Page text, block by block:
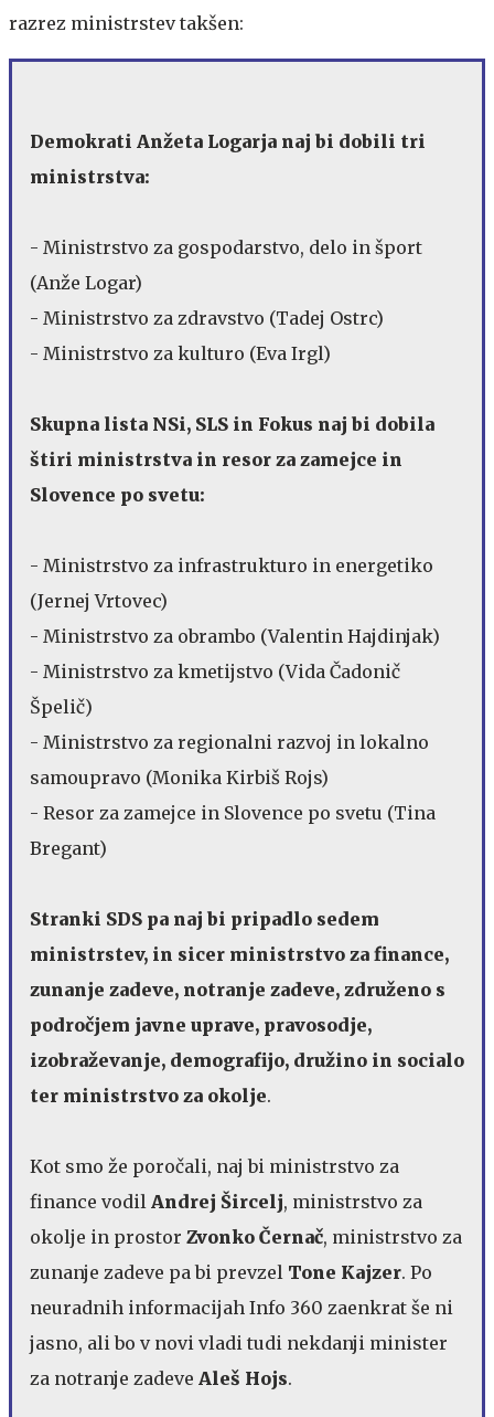
razrez ministrstev takšen:
Demokrati Anžeta Logarja naj bi dobili tri
ministrstva:
- Ministrstvo za gospodarstvo, delo in šport
(Anže Logar)
- Ministrstvo za zdravstvo (Tadej Ostrc)
- Ministrstvo za kulturo (Eva Irgl)
Skupna lista NSi, SLS in Fokus naj bi dobila
štiri ministrstva in resor za zamejce in
Slovence po svetu:
- Ministrstvo za infrastrukturo in energetiko
(Jernej Vrtovec)
- Ministrstvo za obrambo (Valentin Hajdinjak)
- Ministrstvo za kmetijstvo (Vida Čadonič
Špelič)
- Ministrstvo za regionalni razvoj in lokalno
samoupravo (Monika Kirbiš Rojs)
- Resor za zamejce in Slovence po svetu (Tina
Bregant)
Stranki SDS pa naj bi pripadlo sedem
ministrstev, in sicer ministrstvo za finance,
zunanje zadeve, notranje zadeve, združeno s
področjem javne uprave, pravosodje,
izobraževanje, demografijo, družino in socialo
ter ministrstvo za okolje.
Kot smo že poročali, naj bi ministrstvo za
finance vodil Andrej Šircelj, ministrstvo za
okolje in prostor Zvonko Černač, ministrstvo za
zunanje zadeve pa bi prevzel Tone Kajzer. Po
neuradnih informacijah Info 360 zaenkrat še ni
jasno, ali bo v novi vladi tudi nekdanji minister
za notranje zadeve Aleš Hojs.